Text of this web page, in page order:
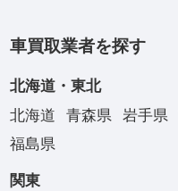
車買取業者を探す
北海道・東北
北海道
青森県 岩手県
福島県
関東